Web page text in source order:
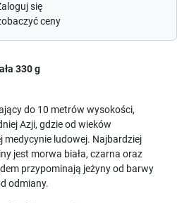
się
ceny
330 g
do 10 metrów wysokości,
Azji, gdzie od wieków
ludowej. Najbardziej
jest morwa biała, czarna oraz
przypominają jeżyny od barwy
odmiany.